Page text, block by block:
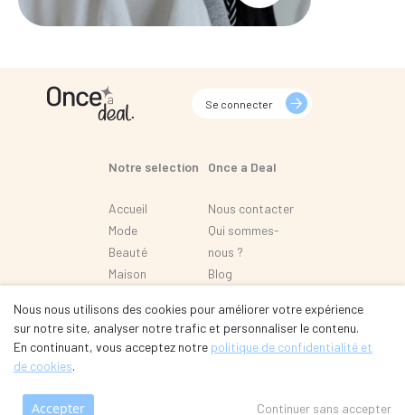
Nous nous utilisons des cookies pour améliorer votre expérience
sur notre site, analyser notre trafic et personnaliser le contenu.
En continuant, vous acceptez notre politique de confidentialité et
de cookies.
Accepter Continuer sans accepter
Se connecter
Notre selection
Accueil
Mode
Beauté
Maison
Automobile
Once a Deal
Nous contacter
Qui sommes-
nous ?
Blog